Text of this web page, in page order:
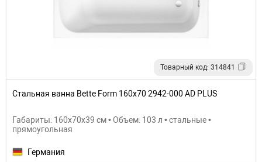
Товарный код: 314841
Стальная ванна Bette Form 160х70 2942-000 AD PLUS
Габариты: 160x70x39 см • Объем: 103 л • стальные •
прямоугольная
Германия